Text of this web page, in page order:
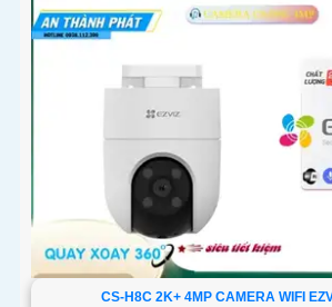
CS-H8C 2K+ 4MP CAMERA WIFI